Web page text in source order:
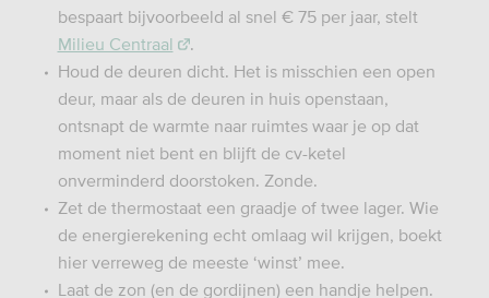
bespaart bijvoorbeeld al snel € 75 per jaar, stelt
Milieu Centraal
.
Houd de deuren dicht. Het is misschien een open
deur, maar als de deuren in huis openstaan,
ontsnapt de warmte naar ruimtes waar je op dat
moment niet bent en blijft de cv-ketel
onverminderd doorstoken. Zonde.
Zet de thermostaat een graadje of twee lager. Wie
de energierekening echt omlaag wil krijgen, boekt
hier verreweg de meeste ‘winst’ mee.
Laat de zon (en de gordijnen) een handje helpen.